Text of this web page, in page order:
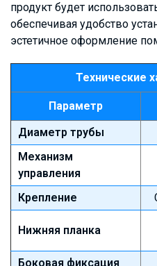
продукт будет
обеспечивая удобство
эстетичное оформление
Технические
Параметр
Диаметр трубы
Механизм
управления
Крепление
Нижняя планка
Боковая фиксация